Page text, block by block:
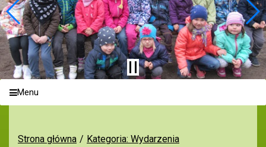
Menu
Strona główna
Kategoria: Wydarzenia